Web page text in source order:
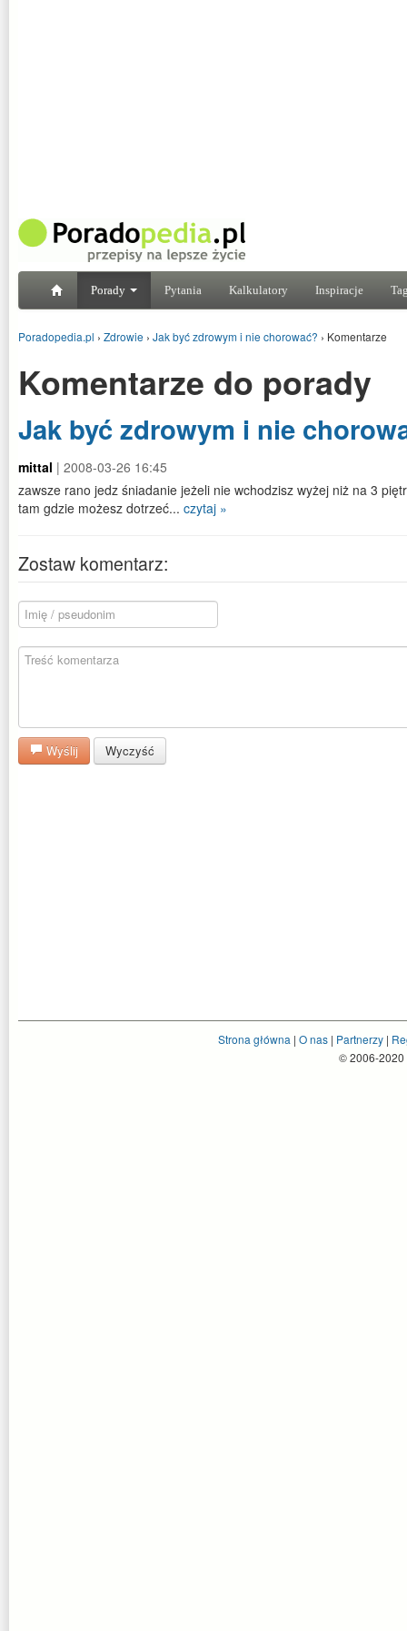
Porady Pytania Kalkulatory Inspiracje
Poradopedia.pl › Zdrowie › Jak być zdrowym i nie chorować? › Komentarze
Komentarze do porady
Jak być zdrowym i nie
mittal | 2008-03-26 16:45
zawsze rano jedz śniadanie jeżeli nie wchodzisz wyżej niż na 3
tam gdzie możesz dotrzeć... czytaj »
Zostaw komentarz:
Wyślij Wyczyść
Strona główna | O nas| Partnerzy|
© 2006-2020